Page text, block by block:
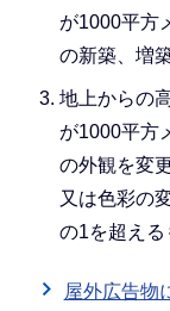
が1000平方
の新築、増
地上からの
が1000平方
の外観を変
又は色彩の
の1を超え
屋外広告物